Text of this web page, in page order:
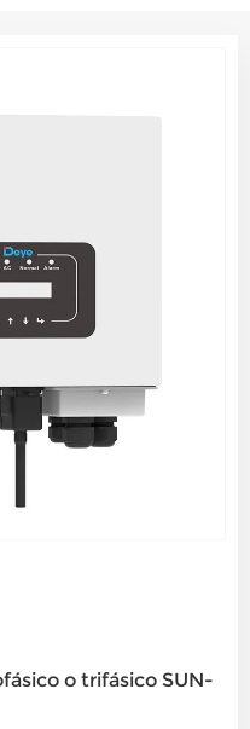
o trifásico SUN-